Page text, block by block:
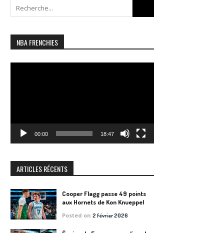
for:
NBA FRENCHIES
00:00 18:47
ARTICLES RÉCENTS
Cooper Flagg passe 49 points
aux Hornets de Kon Knueppel
Posted on2 février 2026